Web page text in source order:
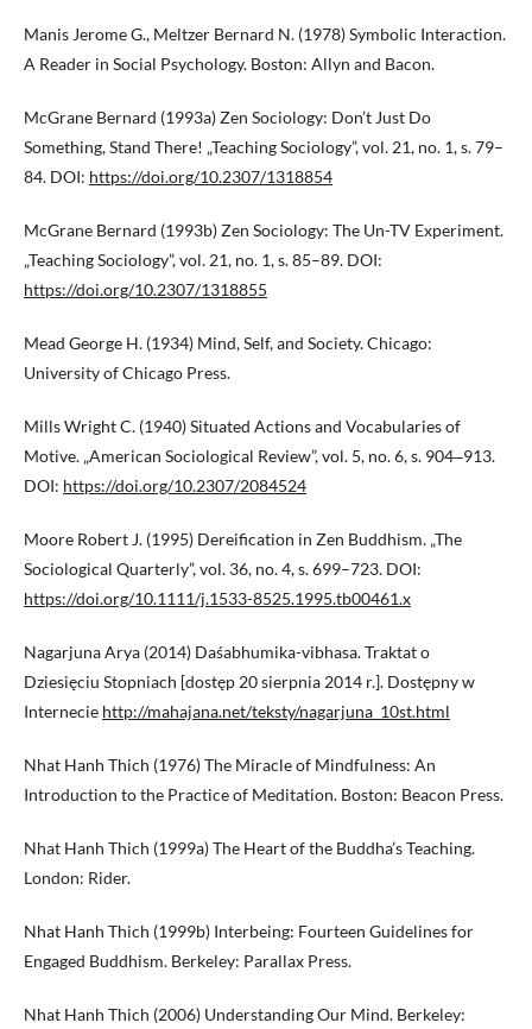
Manis Jerome G., Meltzer Bernard N. (1978) Symbolic Interaction.
A Reader in Social Psychology. Boston: Allyn and Bacon.
McGrane Bernard (1993a) Zen Sociology: Don’t Just Do
Something, Stand There! „Teaching Sociology”, vol. 21, no. 1, s. 79–
84. DOI: https://doi.org/10.2307/1318854
McGrane Bernard (1993b) Zen Sociology: The Un-TV Experiment.
„Teaching Sociology”, vol. 21, no. 1, s. 85–89. DOI:
https://doi.org/10.2307/1318855
Mead George H. (1934) Mind, Self, and Society. Chicago:
University of Chicago Press.
Mills Wright C. (1940) Situated Actions and Vocabularies of
Motive. „American Sociological Review”, vol. 5, no. 6, s. 904‒913.
DOI: https://doi.org/10.2307/2084524
Moore Robert J. (1995) Dereification in Zen Buddhism. „The
Sociological Quarterly”, vol. 36, no. 4, s. 699–723. DOI:
https://doi.org/10.1111/j.1533-8525.1995.tb00461.x
Nagarjuna Arya (2014) Daśabhumika-vibhasa. Traktat o
Dziesięciu Stopniach [dostęp 20 sierpnia 2014 r.]. Dostępny w
Internecie http://mahajana.net/teksty/nagarjuna_10st.html
Nhat Hanh Thich (1976) The Miracle of Mindfulness: An
Introduction to the Practice of Meditation. Boston: Beacon Press.
Nhat Hanh Thich (1999a) The Heart of the Buddha’s Teaching.
London: Rider.
Nhat Hanh Thich (1999b) Interbeing: Fourteen Guidelines for
Engaged Buddhism. Berkeley: Parallax Press.
Nhat Hanh Thich (2006) Understanding Our Mind. Berkeley: